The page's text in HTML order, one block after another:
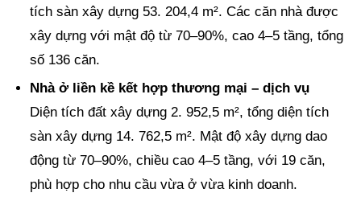
tích sàn xây dựng 53. 204,4 m². Các căn nhà được
xây dựng với mật độ từ 70–90%, cao 4–5 tầng, tổng
số 136 căn.
Nhà ở liền kề kết hợp thương mại – dịch vụ
Diện tích đất xây dựng 2. 952,5 m², tổng diện tích
sàn xây dựng 14. 762,5 m². Mật độ xây dựng dao
động từ 70–90%, chiều cao 4–5 tầng, với 19 căn,
phù hợp cho nhu cầu vừa ở vừa kinh doanh.